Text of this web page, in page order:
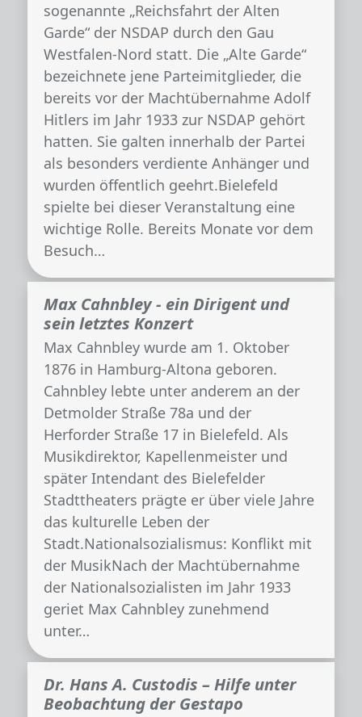
sogenannte „Reichsfahrt der Alten
Garde“ der NSDAP durch den Gau
Westfalen-Nord statt. Die „Alte Garde“
bezeichnete jene Parteimitglieder, die
bereits vor der Machtübernahme Adolf
Hitlers im Jahr 1933 zur NSDAP gehört
hatten. Sie galten innerhalb der Partei
als besonders verdiente Anhänger und
wurden öffentlich geehrt.Bielefeld
spielte bei dieser Veranstaltung eine
wichtige Rolle. Bereits Monate vor dem
Besuch…
Max Cahnbley - ein Dirigent und
sein letztes Konzert
Max Cahnbley wurde am 1. Oktober
1876 in Hamburg-Altona geboren.
Cahnbley lebte unter anderem an der
Detmolder Straße 78a und der
Herforder Straße 17 in Bielefeld. Als
Musikdirektor, Kapellenmeister und
später Intendant des Bielefelder
Stadttheaters prägte er über viele Jahre
das kulturelle Leben der
Stadt.Nationalsozialismus: Konflikt mit
der MusikNach der Machtübernahme
der Nationalsozialisten im Jahr 1933
geriet Max Cahnbley zunehmend
unter…
Dr. Hans A. Custodis – Hilfe unter
Beobachtung der Gestapo